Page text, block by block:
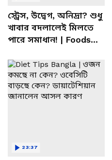
স্ট্রেস, উদ্বেগ, অনিদ্রা? শুধু
খাবার বদলালেই মিলতে
পারে সমাধান! | Foods
23:37